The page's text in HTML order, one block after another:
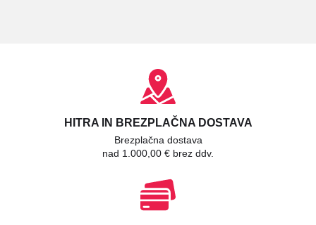
HITRA IN BREZPLAČNA DOSTAVA
Brezplačna dostava
nad 1.000,00 € brez ddv.